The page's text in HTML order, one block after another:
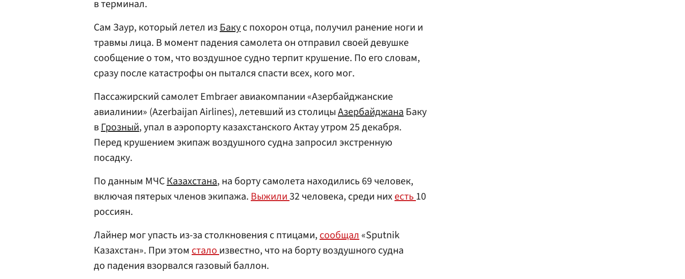
в терминал.
Сам Заур, который летел изБакус похорон отца, получил ранение ноги и
травмы лица. В момент падения самолета он отправил своей девушке
сообщение о том, что воздушное судно терпит крушение. По его словам,
сразу после катастрофы он пытался спасти всех, кого мог.
Пассажирский самолет Embraer авиакомпании «Азербайджанские
авиалинии» (Azerbaijan Airlines), летевший из столицыАзербайджанаБаку
вГрозный, упал в аэропорту казахстанского Актау утром 25 декабря.
Перед крушением экипаж воздушного судна запросил экстренную
посадку.
По данным МЧСКазахстана, на борту самолета находились 69 человек,
включая пятерых членов экипажа.Выжили32 человека, среди нихесть10
россиян.
Лайнер мог упасть из-за столкновения с птицами,сообщал«Sputnik
Казахстан». При этом сталоизвестно, что на борту воздушного судна
до падения взорвался газовый баллон.